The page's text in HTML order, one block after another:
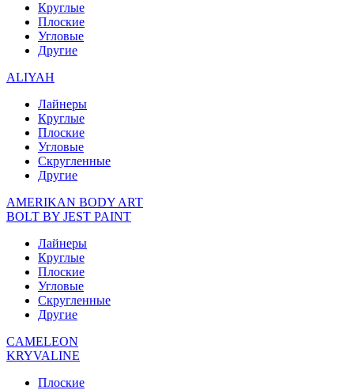
Круглые
Плоские
Угловые
Другие
ALIYAH
Лайнеры
Круглые
Плоские
Угловые
Скругленные
Другие
AMERIKAN BODY ART
BOLT BY JEST PAINT
Лайнеры
Круглые
Плоские
Угловые
Скругленные
Другие
CAMELEON
KRYVALINE
Плоские